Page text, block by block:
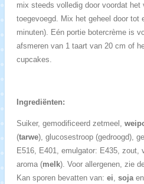
mix steeds volledig door voordat het
toegevoegd. Mix het geheel door tot
minuten). Eén portie botercrème is
afsmeren van 1 taart van 20 cm of
cupcakes.
Ingrediënten:
Suiker, gemodificeerd zetmeel,
(tarwe), glucosestroop (gedroogd),
E516, E401, emulgator: E435, zout,
aroma (melk). Voor allergenen, zie
Kan sporen bevatten van: ei, sojaen